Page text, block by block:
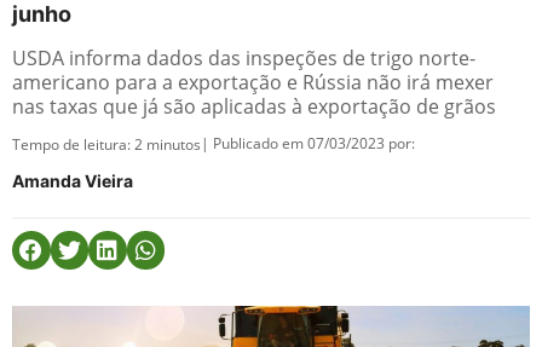
junho
USDA informa dados das inspeções de trigo norte-
americano para a exportação e Rússia não irá mexer
nas taxas que já são aplicadas à exportação de grãos
Tempo de leitura:2 minutos | Publicado em 07/03/2023 por:
Amanda Vieira